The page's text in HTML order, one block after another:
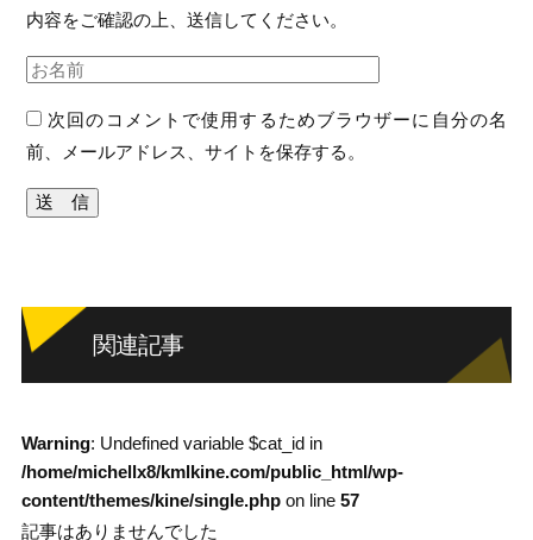
内容をご確認の上、送信してください。
次回のコメントで使用するためブラウザーに自分の名
前、メールアドレス、サイトを保存する。
関連記事
Warning: Undefined variable $cat_id in
/home/michellx8/kmlkine.com/public_html/wp-
content/themes/kine/single.phpon line 57
記事はありませんでした